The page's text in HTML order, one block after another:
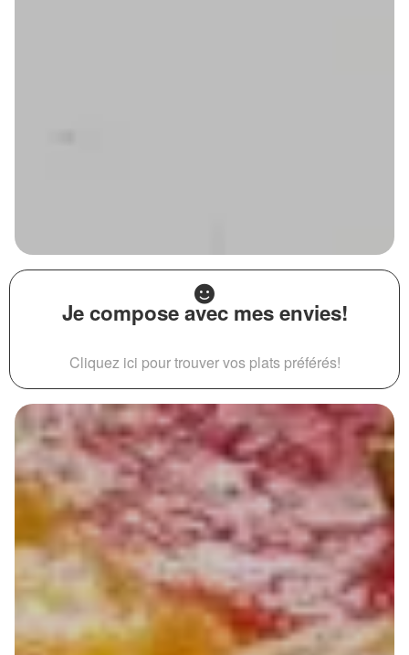
Je compose avec mes envies!
Cliquez ici pour trouver vos plats préférés!